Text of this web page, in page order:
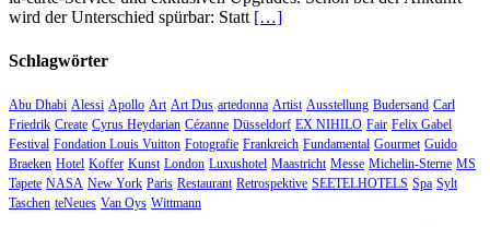
wird der Unterschied spürbar: Statt […]
Schlagwörter
Abu Dhabi Alessi Apollo Art Art Dus artedonna Artist Ausstellung Budersand Carl
Friedrik Create Cyrus Heydarian Cézanne Düsseldorf EX NIHILO Fair Felix Gabel
Festival Fondation Louis Vuitton Fotografie Frankreich Fundamental Gourmet Guido
Braeken Hotel Koffer Kunst London Luxushotel Maastricht Messe Michelin-Sterne MS
Tapete NASA New York Paris Restaurant Retrospektive SEETELHOTELS Spa Sylt
Taschen teNeues Van Oys Wittmann